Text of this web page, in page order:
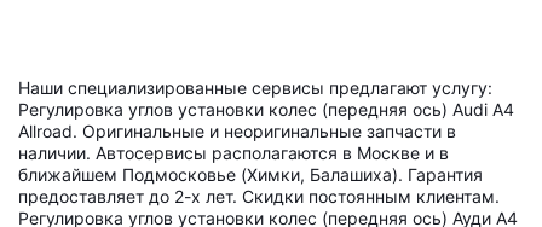
Наши специализированные сервисы предлагают услугу:
Регулировка углов установки колес (передняя ось) Audi A4
Allroad. Оригинальные и неоригинальные запчасти в
наличии. Автосервисы располагаются в Москве и в
ближайшем Подмосковье (Химки, Балашиха). Гарантия
предоставляет до 2-х лет. Скидки постоянным клиентам.
Регулировка углов установки колес (передняя ось) Ауди А4